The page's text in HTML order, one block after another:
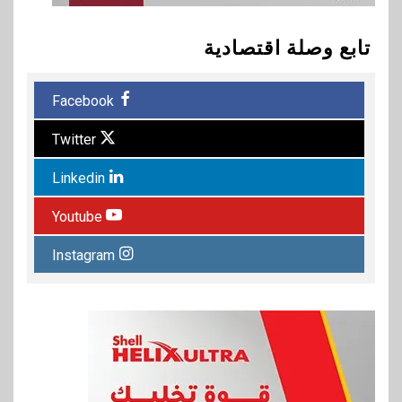
تابع وصلة اقتصادية
Facebook
Twitter
Linkedin
Youtube
Instagram